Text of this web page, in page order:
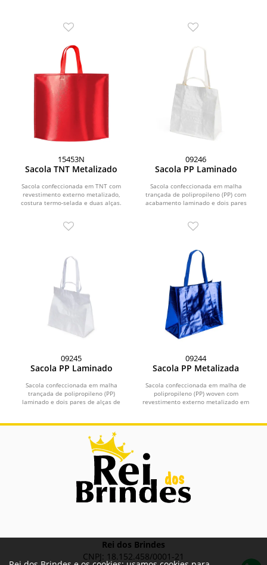
15453N
Sacola TNT Metalizado
Sacola confeccionada em TNT com
revestimento externo metalizado,
costura termo-selada e duas alças.
09246
Sacola PP Laminado
Sacola confeccionada em malha
trançada de polipropileno (PP) com
acabamento laminado e dois pares
09245
Sacola PP Laminado
Sacola confeccionada em malha
trançada de polipropileno (PP)
laminado e dois pares de alças de
09244
Sacola PP Metalizada
Sacola confeccionada em malha de
polipropileno (PP) woven com
revestimento externo metalizado em
Rei dos Brindes
CNPJ: 18.152.458/0001-21